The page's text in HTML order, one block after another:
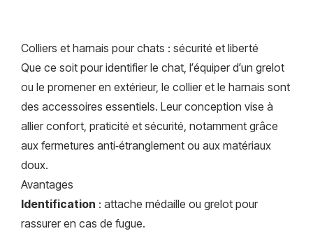
Colliers et harnais pour chats : sécurité et liberté
Que ce soit pour identifier le chat, l’équiper d’un grelot
ou le promener en extérieur, le collier et le harnais sont
des accessoires essentiels. Leur conception vise à
allier confort, praticité et sécurité, notamment grâce
aux fermetures anti‑étranglement ou aux matériaux
doux.
Avantages
Identification : attache médaille ou grelot pour
rassurer en cas de fugue.